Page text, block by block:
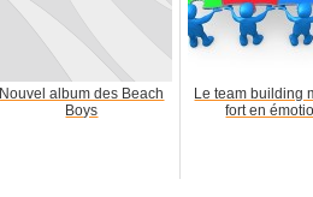
Nouvel album des Beach
Boys
Le team building
fort en